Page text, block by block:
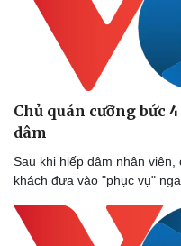
Nhi khoa
Nam khoa
Làm đẹp - giảm cân
Phòng mạch online
Ăn sạch sống khỏe
Chủ quán cưỡng bức
dâm
Sau khi hiếp dâm nhân
khách đưa vào "phục vụ"